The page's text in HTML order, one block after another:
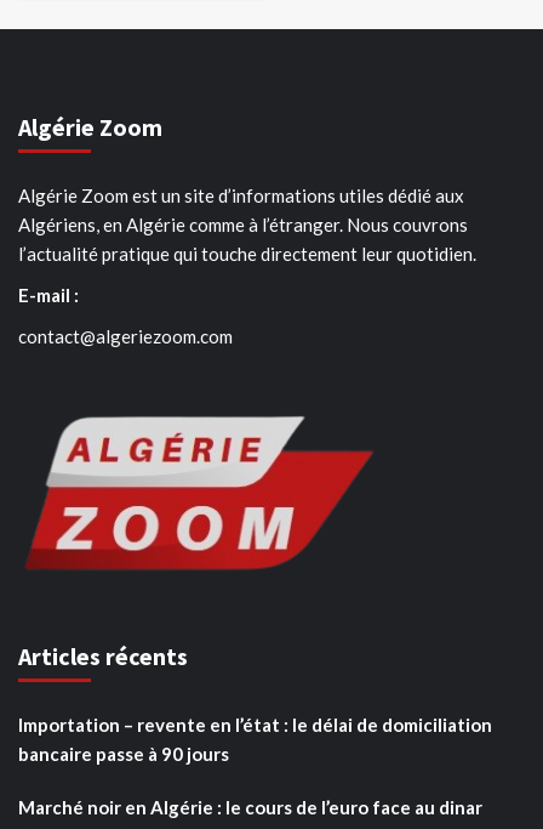
Algérie Zoom
Algérie Zoom est un site d’informations utiles dédié aux
Algériens, en Algérie comme à l’étranger. Nous couvrons
l’actualité pratique qui touche directement leur quotidien.
E-mail :
contact@algeriezoom.com
Articles récents
Importation – revente en l’état : le délai de domiciliation
bancaire passe à 90 jours
Marché noir en Algérie : le cours de l’euro face au dinar